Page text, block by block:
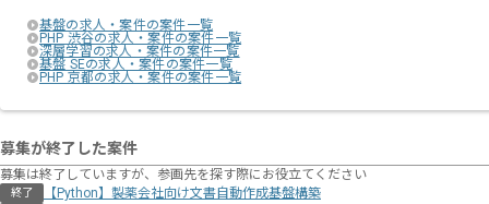
基盤の求人・案件の案件一覧
PHP 渋谷の求人・案件の案件一覧
深層学習の求人・案件の案件一覧
基盤 SEの求人・案件の案件一覧
PHP 京都の求人・案件の案件一覧
募集が終了した案件
募集は終了していますが、参画先を探す際にお役立てください
終了 【Python】製薬会社向け文書自動作成基盤構築